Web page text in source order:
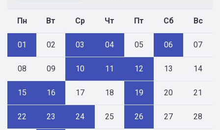
Пн Вт Ср Чт Пт Сб Вс
01 02 03 04 05 06 07
08 09 10 11 12 13 14
15 16 17 18 19 20 21
22 23 24 25 26 27 28